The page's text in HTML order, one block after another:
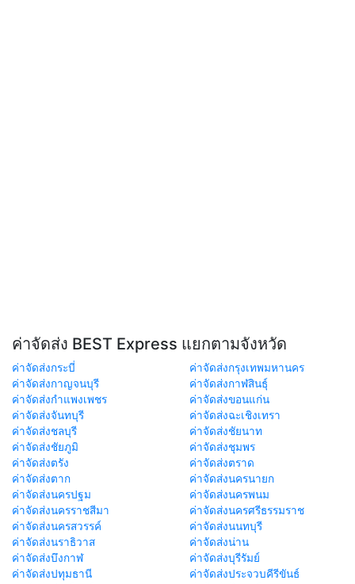
ค่าจัดส่ง BEST Express แยกตามจังหวัด
ค่าจัดส่งกระบี่
ค่าจัดส่งกรุงเทพมหานคร
ค่าจัดส่งกาญจนบุรี
ค่าจัดส่งกาฬสินธุ์
ค่าจัดส่งกำแพงเพชร
ค่าจัดส่งขอนแก่น
ค่าจัดส่งจันทบุรี
ค่าจัดส่งฉะเชิงเทรา
ค่าจัดส่งชลบุรี
ค่าจัดส่งชัยนาท
ค่าจัดส่งชัยภูมิ
ค่าจัดส่งชุมพร
ค่าจัดส่งตรัง
ค่าจัดส่งตราด
ค่าจัดส่งตาก
ค่าจัดส่งนครนายก
ค่าจัดส่งนครปฐม
ค่าจัดส่งนครพนม
ค่าจัดส่งนครราชสีมา
ค่าจัดส่งนครศรีธรรมราช
ค่าจัดส่งนครสวรรค์
ค่าจัดส่งนนทบุรี
ค่าจัดส่งนราธิวาส
ค่าจัดส่งน่าน
ค่าจัดส่งบึงกาฬ
ค่าจัดส่งบุรีรัมย์
ค่าจัดส่งปทุมธานี
ค่าจัดส่งประจวบคีรีขันธ์